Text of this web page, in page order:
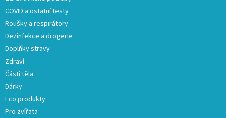
COVID a ostatní testy
Roušky a respirátory
Dezinfekce a drogerie
Doplňky stravy
Zdraví
Části těla
Dárky
Eco produkty
Pro zvířata